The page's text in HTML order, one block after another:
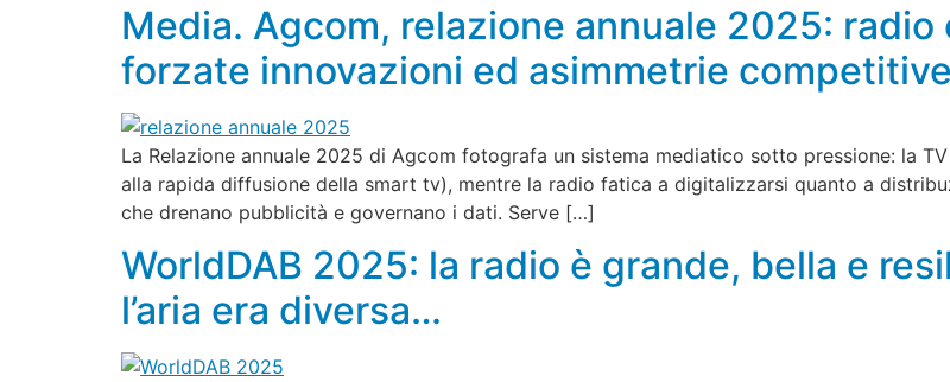
Media. Agcom, relazione annuale 2025:
forzate innovazioni ed asimmetrie
La Relazione annuale 2025 di Agcom fotografa un sistema mediatico sotto pressione: la
alla rapida diffusione della smart tv), mentre la radio fatica a digitalizzarsi quanto a
che drenano pubblicità e governano i dati. Serve […]
WorldDAB 2025: la radio è grande, bella e
l’aria era diversa…